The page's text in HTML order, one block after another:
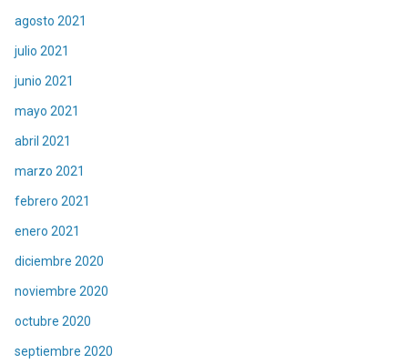
agosto 2021
julio 2021
junio 2021
mayo 2021
abril 2021
marzo 2021
febrero 2021
enero 2021
diciembre 2020
noviembre 2020
octubre 2020
septiembre 2020